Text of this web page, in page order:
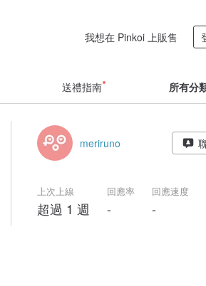
我想在 Pinkoi 上販售
送禮指南 所有分
meriruno
上次上線
超過 1 週
回應率
-
回應速度
-